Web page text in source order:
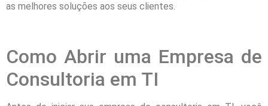
as melhores soluções aos seus clientes.
Como Abrir uma Empresa de
Consultoria em TI